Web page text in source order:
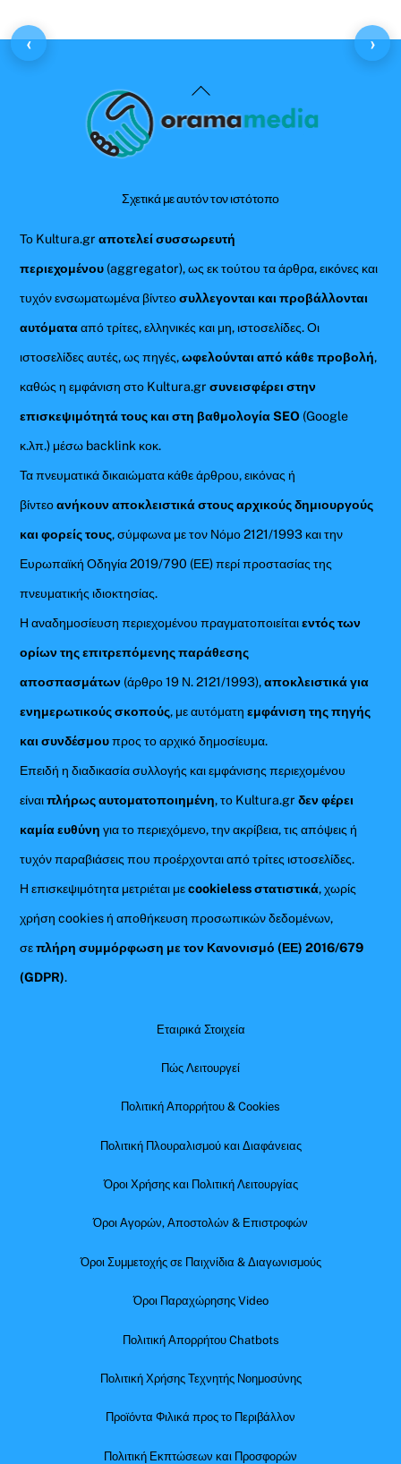
Back
To
Σχετικά με αυτόν τον ιστότοπο
Το Kultura.grαποτελεί συσσωρευτή
περιεχομένου (aggregator), ως εκ τούτου τα άρθρα, εικόνες και
τυχόν ενσωματωμένα βίντεοσυλλεγονται και προβάλλονται
αυτόματααπό τρίτες, ελληνικές και μη, ιστοσελίδες. Οι
ιστοσελίδες αυτές, ως πηγές,ωφελούνται από κάθε προβολή,
καθώς η εμφάνιση στο Kultura.gr συνεισφέρει στην
επισκεψιμότητά τους και στη βαθμολογία SEO (Google
κ.λπ.) μέσω backlink κοκ.
Τα πνευματικά δικαιώματα κάθε άρθρου, εικόνας ή
βίντεοανήκουν αποκλειστικά στους αρχικούς δημιουργούς
και φορείς τους, σύμφωνα με τον Νόμο 2121/1993 και την
Ευρωπαϊκή Οδηγία 2019/790 (ΕΕ) περί προστασίας της
πνευματικής ιδιοκτησίας.
Η αναδημοσίευση περιεχομένου πραγματοποιείταιεντός των
ορίων της επιτρεπόμενης παράθεσης
αποσπασμάτων (άρθρο 19 Ν. 2121/1993),αποκλειστικά για
ενημερωτικούς σκοπούς, με αυτόματηεμφάνιση της πηγής
και συνδέσμουπρος το αρχικό δημοσίευμα.
Επειδή η διαδικασία συλλογής και εμφάνισης περιεχομένου
είναιπλήρως αυτοματοποιημένη, το Kultura.grδεν φέρει
καμία ευθύνη για το περιεχόμενο, την ακρίβεια, τις απόψεις ή
τυχόν παραβιάσεις που προέρχονται από τρίτες ιστοσελίδες.
Η επισκεψιμότητα μετριέται μεcookieless στατιστικά, χωρίς
χρήση cookies ή αποθήκευση προσωπικών δεδομένων,
σεπλήρη συμμόρφωση με τον Κανονισμό (ΕΕ) 2016/679
(GDPR).
Εταιρικά Στοιχεία
Πώς Λειτουργεί
Πολιτική Απορρήτου & Cookies
Πολιτική Πλουραλισμού και Διαφάνειας
Όροι Χρήσης και Πολιτική Λειτουργίας
Όροι Αγορών, Αποστολών & Επιστροφών
Όροι Συμμετοχής σε Παιχνίδια & Διαγωνισμούς
Όροι Παραχώρησης Video
Πολιτική Απορρήτου Chatbots
Πολιτική Χρήσης Τεχνητής Νοημοσύνης
Προϊόντα Φιλικά προς το Περιβάλλον
Πολιτική Εκπτώσεων και Προσφορών
‹ ›